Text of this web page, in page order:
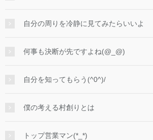
自分の周りを冷静に見てみたらいいよ
何事も決断が先ですよね(@_@)
自分を知ってもらう(^0^)/
僕の考える村創りとは
トップ営業マン(*_*)